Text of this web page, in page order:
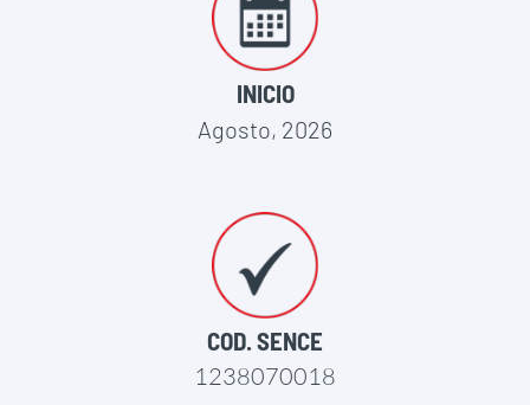
INICIO
Agosto, 2026
COD. SENCE
1238070018